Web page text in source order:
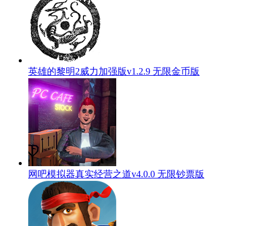
英雄的黎明2威力加强版v1.2.9 无限金币版
网吧模拟器真实经营之道v4.0.0 无限钞票版